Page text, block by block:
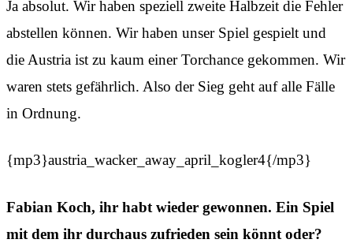
Ja absolut. Wir haben speziell zweite Halbzeit die Fehler
abstellen können. Wir haben unser Spiel gespielt und
die Austria ist zu kaum einer Torchance gekommen. Wir
waren stets gefährlich. Also der Sieg geht auf alle Fälle
in Ordnung.
{mp3}austria_wacker_away_april_kogler4{/mp3}
Fabian Koch, ihr habt wieder gewonnen. Ein Spiel
mit dem ihr durchaus zufrieden sein könnt oder?